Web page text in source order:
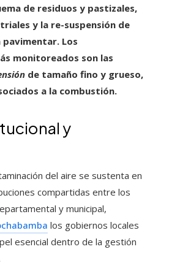
de residuos y pastizales,
y la re-suspensión de
Los
monitoreados son las
de tamaño fino y grueso,
a la combustión.
y
del aire se sustenta en
compartidas entre los
y municipal,
los gobiernos locales
esencial dentro de la gestión